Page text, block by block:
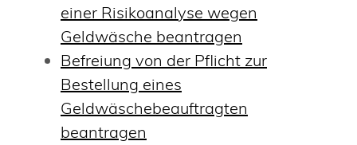
einer Risikoanalyse wegen
Geldwäsche beantragen
Befreiung von der Pflicht zur
Bestellung eines
Geldwäschebeauftragten
beantragen